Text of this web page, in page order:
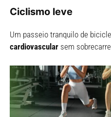
Ciclismo leve
Um passeio tranquilo de
cardiovascular sem